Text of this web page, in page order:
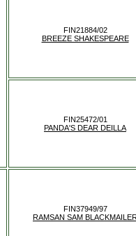
FIN21884/02
BREEZE SHAKESPEARE
FIN25472/01
PANDA'S DEAR DEILLA
FIN37949/97
RAMSAN SAM